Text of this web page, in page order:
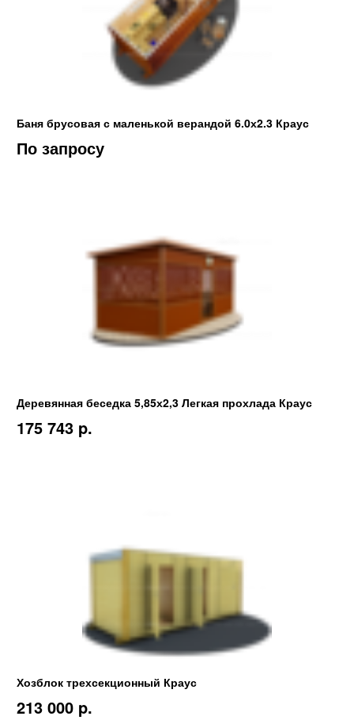
Баня брусовая с маленькой верандой 6.0х2.3 Краус
По запросу
Деревянная беседка 5,85х2,3 Легкая прохлада Краус
175 743 p.
Хозблок трехсекционный Краус
213 000 p.